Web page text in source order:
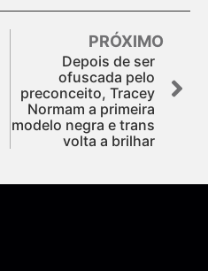
PRÓXIMO
Depois de ser
ofuscada pelo
preconceito, Tracey
Normam a primeira
modelo negra e trans
volta a brilhar